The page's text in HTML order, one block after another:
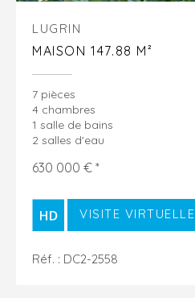
LUGRIN
MAISON 147.88 M²
7 pièces
4 chambres
1 salle de bains
2 salles d'eau
630 000 € *
VISITE VIRTUELLE
Réf. : DC2-2558